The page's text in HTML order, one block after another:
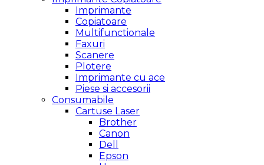
Imprimante
Copiatoare
Multifunctionale
Faxuri
Scanere
Plotere
Imprimante cu ace
Piese si accesorii
Consumabile
Cartuse Laser
Brother
Canon
Dell
Epson